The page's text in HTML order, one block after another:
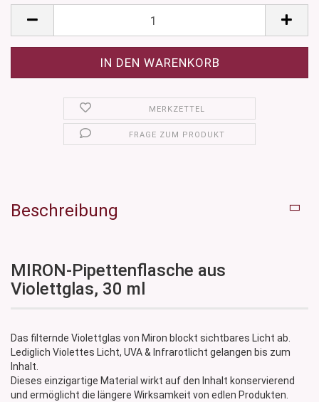
MERKZETTEL
FRAGE ZUM PRODUKT
Beschreibung
MIRON-Pipettenflasche aus
Violettglas, 30 ml
Das filternde Violettglas von Miron blockt sichtbares Licht ab.
Lediglich Violettes Licht, UVA & Infrarotlicht gelangen bis zum
Inhalt.
Dieses einzigartige Material wirkt auf den Inhalt konservierend
und ermöglicht die längere Wirksamkeit von edlen Produkten.